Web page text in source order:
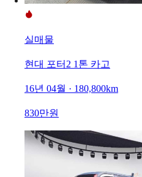
실매물
현대 포터2 1톤 카고
16년 04월 · 180,800km
830만원